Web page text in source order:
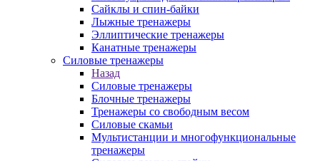
Сайклы и спин-байки
Лыжные тренажеры
Эллиптические тренажеры
Канатные тренажеры
Силовые тренажеры
Назад
Силовые тренажеры
Блочные тренажеры
Тренажеры со свободным весом
Силовые скамьи
Мультистанции и многофункциональные
тренажеры